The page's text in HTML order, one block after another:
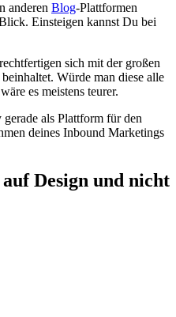
anderen Blog-Plattformen
Einsteigen kannst Du bei
sich mit der großen
Würde man diese alle
es meistens teurer.
als Plattform für den
deines Inbound Marketings
Design und nicht